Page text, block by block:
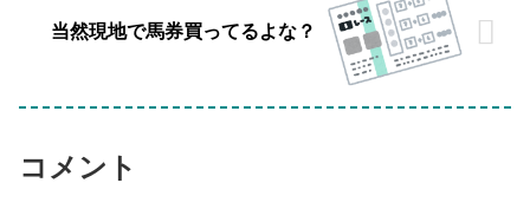
当然現地で馬券買ってるよな？
コメント